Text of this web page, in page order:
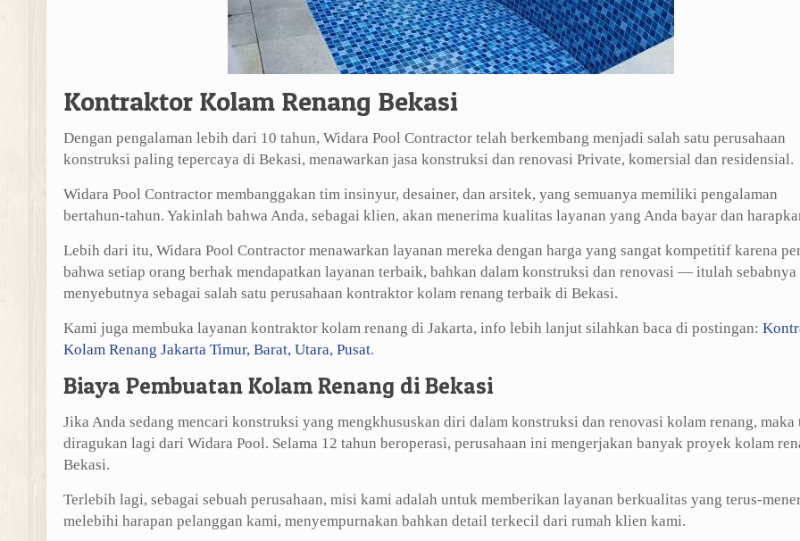
Kontraktor Kolam Renang Bekasi
Dengan pengalaman lebih dari 10 tahun, Widara Pool Contractor telah berkembang menjadi salah satu perusahaan
konstruksi paling tepercaya di Bekasi, menawarkan jasa konstruksi dan renovasi Private, komersial dan residensial.
Widara Pool Contractor membanggakan tim insinyur, desainer, dan arsitek, yang semuanya memiliki pengalaman
bertahun-tahun. Yakinlah bahwa Anda, sebagai klien, akan menerima kualitas layanan yang Anda bayar dan
Lebih dari itu, Widara Pool Contractor menawarkan layanan mereka dengan harga yang sangat kompetitif karena
bahwa setiap orang berhak mendapatkan layanan terbaik, bahkan dalam konstruksi dan renovasi — itulah
menyebutnya sebagai salah satu perusahaan kontraktor kolam renang terbaik di Bekasi.
Kami juga membuka layanan kontraktor kolam renang di Jakarta, info lebih lanjut silahkan baca di postingan:
Kolam Renang Jakarta Timur, Barat, Utara, Pusat.
Biaya Pembuatan Kolam Renang di Bekasi
Jika Anda sedang mencari konstruksi yang mengkhususkan diri dalam konstruksi dan renovasi kolam renang, maka
diragukan lagi dari Widara Pool. Selama 12 tahun beroperasi, perusahaan ini mengerjakan banyak proyek kolam
Bekasi.
Terlebih lagi, sebagai sebuah perusahaan, misi kami adalah untuk memberikan layanan berkualitas yang terus-
melebihi harapan pelanggan kami, menyempurnakan bahkan detail terkecil dari rumah klien kami.